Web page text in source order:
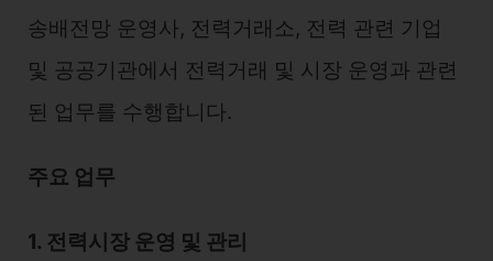
송배전망 운영사, 전력거래소, 전력 관련 기업
및 공공기관에서 전력거래 및 시장 운영과 관련
된 업무를 수행합니다.
주요 업무
1. 전력시장 운영 및 관리